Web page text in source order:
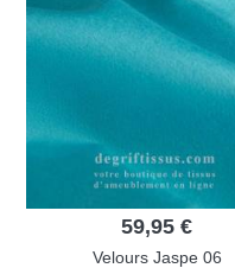
59,95 €
Velours Jaspe 06